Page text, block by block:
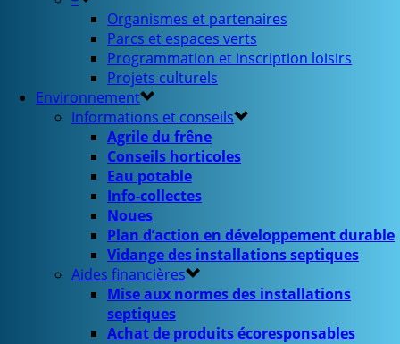
Organismes et partenaires
Parcs et espaces verts
Programmation et inscription loisirs
Projets culturels
Environnement
Informations et conseils
Agrile du frêne
Conseils horticoles
Eau potable
Info-collectes
Noues
Plan d’action en développement durable
Vidange des installations septiques
Aides financières
Mise aux normes des installations
septiques
Achat de produits écoresponsables